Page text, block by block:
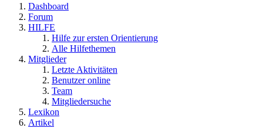
Dashboard
Forum
HILFE
Hilfe zur ersten Orientierung
Alle Hilfethemen
Mitglieder
Letzte Aktivitäten
Benutzer online
Team
Mitgliedersuche
Lexikon
Artikel